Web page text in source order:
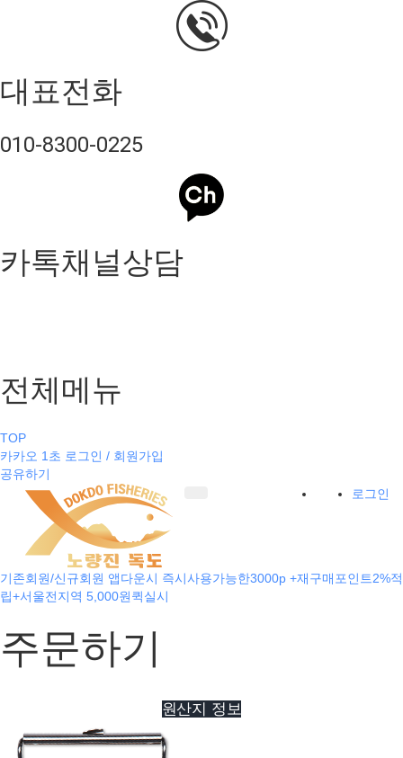
대표전화
010-8300-0225
카톡채널상담
전체메뉴
TOP
카카오 1초 로그인 / 회원가입
공유하기
로그인
기존회원/신규회원 앱다운시 즉시사용가능한3000p +재구매포인트2%적
립+서울전지역 5,000원퀵실시
주문하기
원산지 정보